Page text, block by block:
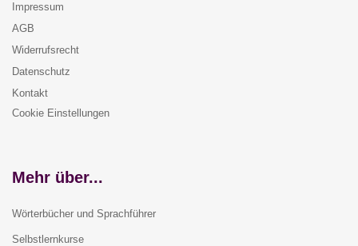
Impressum
AGB
Widerrufsrecht
Datenschutz
Kontakt
Cookie Einstellungen
Mehr über...
Wörterbücher und Sprachführer
Selbstlernkurse